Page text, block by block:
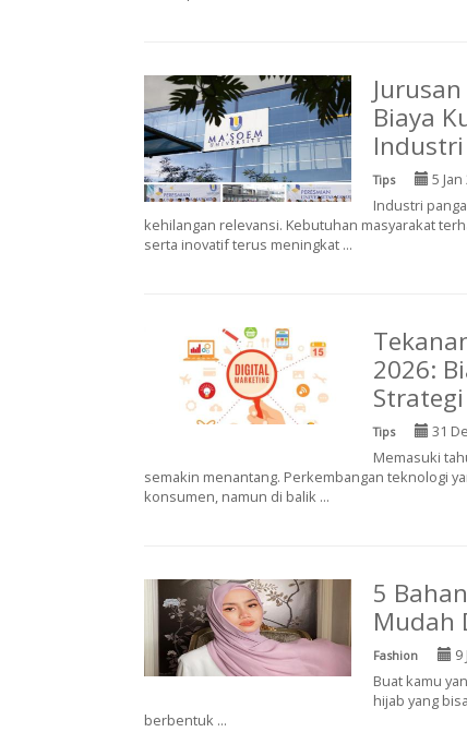
Biaya
Tips 5
Industri
kehilangan relevansi. Kebutuhan masyarakat
serta inovatif terus meningkat ...
2026:
Tips 31
Memasuki
semakin menantang. Perkembangan teknologi
konsumen, namun di balik ...
5
Mudah
Fashion
Buаt kamu
hіjаb уаng
bеrbеntuk ...